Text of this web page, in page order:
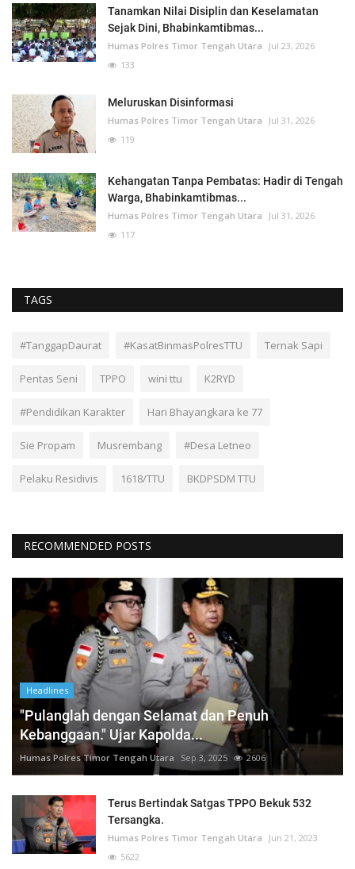
Tanamkan Nilai Disiplin dan Keselamatan
Sejak Dini, Bhabinkamtibmas...
Humas Polres Timor Tengah Utara
Jul 23, 2026
133
Meluruskan Disinformasi
Humas Polres Timor Tengah Utara
Jul 31, 2026
119
Kehangatan Tanpa Pembatas: Hadir di Tengah
Warga, Bhabinkamtibmas...
Humas Polres Timor Tengah Utara
Jul 31, 2026
117
TAGS
#TanggapDaurat #KasatBinmasPolresTTU Ternak Sapi
Pentas Seni TPPO wini ttu K2RYD
#Pendidikan Karakter Hari Bhayangkara ke 77
Sie Propam Musrembang #Desa Letneo
Pelaku Residivis 1618/TTU BKDPSDM TTU
RECOMMENDED POSTS
Headlines
"Pulanglah dengan Selamat dan Penuh
Kebanggaan." Ujar Kapolda...
Humas Polres Timor Tengah Utara Sep 3, 2025 2606
Terus Bertindak Satgas TPPO Bekuk 532
Tersangka.
Humas Polres Timor Tengah Utara
Jun 21, 2023
5622